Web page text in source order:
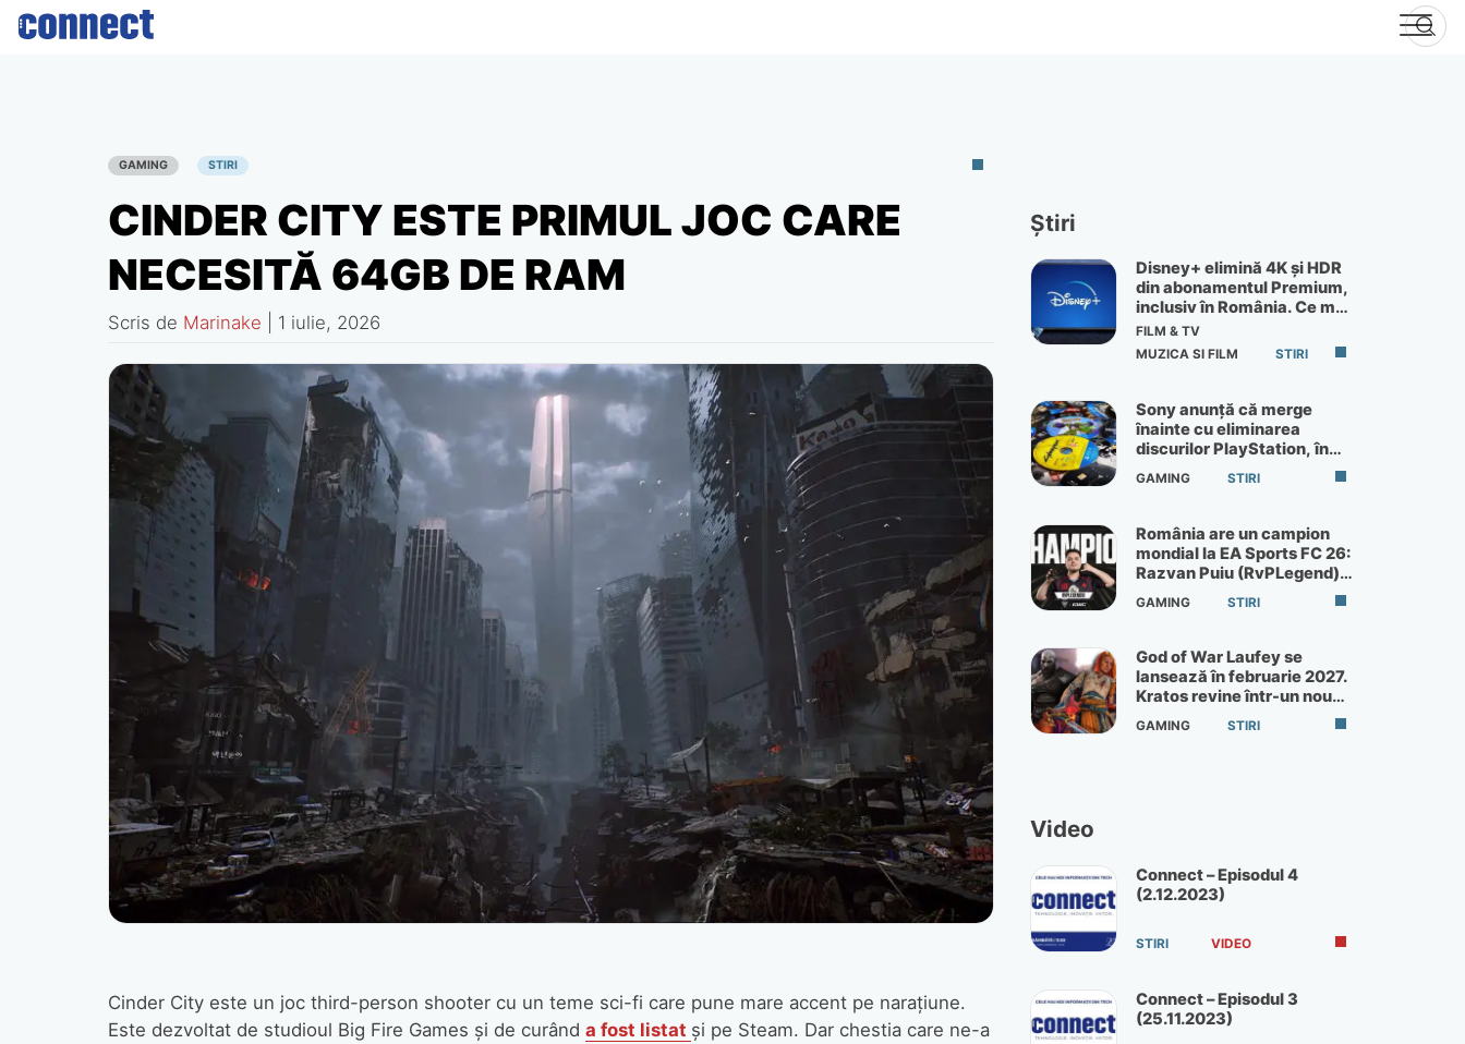
Skip
GAMING STIRI
CINDER CITY ESTE PRIMUL JOC CARE
NECESITĂ 64GB DE RAM
Scris de Marinake 1 iulie, 2026
Cinder City este un joc third-person shooter cu un teme sci-fi care pune mare accent pe narațiune.
Este dezvoltat de studioul Big Fire Games și de curând a fost listat și pe Steam. Dar chestia care ne-a
Știri
Disney+ elimină 4K și HDR
din abonamentul Premium,
inclusiv în România. Ce mai
primești de 60 lei pe lună
FILM & TV
MUZICA SI FILM
STIRI
Sony anunță că merge
înainte cu eliminarea
discurilor PlayStation, în
ciuda protestelor
GAMING STIRI
România are un campion
mondial la EA Sports FC 26:
Razvan Puiu (RvPLegend)
câștigă turneul de la Paris
GAMING STIRI
God of War Laufey se
lansează în februarie 2027.
Kratos revine într-un nou
God of War
GAMING STIRI
Video
Connect – Episodul 4
(2.12.2023)
STIRI VIDEO
Connect – Episodul 3
(25.11.2023)